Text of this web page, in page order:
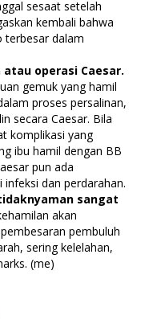
sesaat setelah
kembali bahwa
terbesar dalam
operasi Caesar.
gemuk yang hamil
proses persalinan,
secara Caesar. Bila
komplikasi yang
ibu hamil dengan BB
pun ada
dan perdarahan.
sangat
akan
pembuluh
sering kelelahan,
(me)